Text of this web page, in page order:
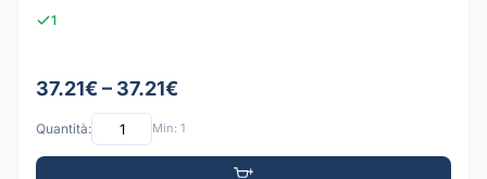
1
37.21€ – 37.21€
Quantità: Min: 1